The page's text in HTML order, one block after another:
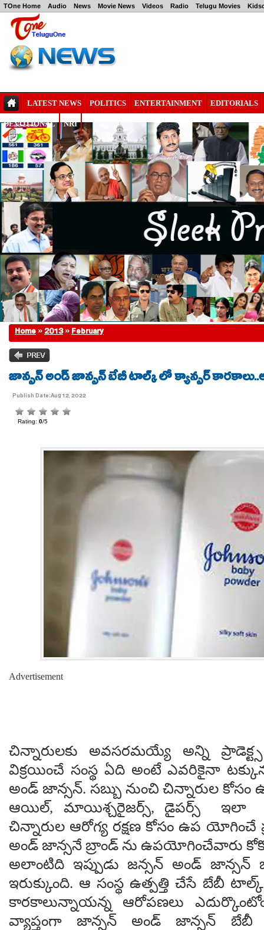
TOne Home Audio News Movie News Videos Radio Telugu Movies
LATEST NEWS POLITICS ENTERTAINMENT EDITORIALS
DEVOTIONAL NRI
Home»2013»February
జాన్సన్ అండ్ జాన్సన్ బేబీ టాల్క్ లో క్యాన్సర్
Publish Date:Aug 12, 2022
Advertisement
చిన్నారులకు అవసరమయ్యే అన్ని
విక్రయించే సంస్థ ఏది అంటే ఎవరికైనా
అండ్ జాన్సన్. సబ్బు నుంచి చిన్నారుల
ఆయిల్, మాయిశ్చరైజర్స్, డైపర్స్ ఇలా
చిన్నారుల ఆరోగ్య రక్షణ కోసం ఉప యోగించే
అండ్ జాన్సనే బ్రాండ్ ను ఉపయోగించేవారు
అలాంటిది ఇప్పుడు జన్సన్ అండ్ జాన్సన్
ఇరుక్కుంది. ఆ సంస్థ ఉత్పత్తి చేసే బేబీ
కారకాలున్నాయన్న ఆరోపణలు
వ్యాప్తంగా జాన్సన్ అండ్ జాన్సన్ బేబీ